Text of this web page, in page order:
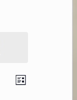
Ansichten-
Liste